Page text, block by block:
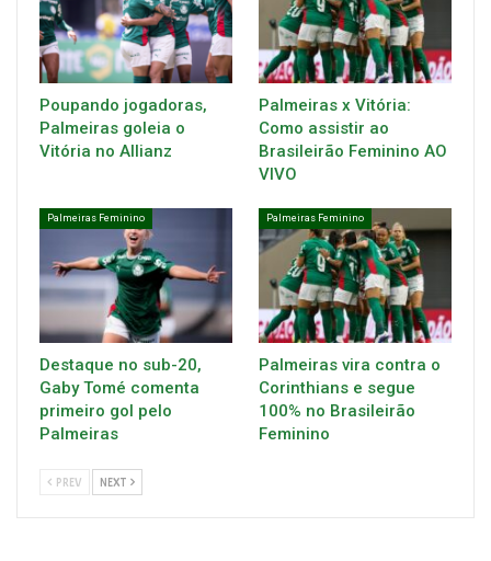
Poupando jogadoras,
Palmeiras goleia o
Vitória no Allianz
Palmeiras x Vitória:
Como assistir ao
Brasileirão Feminino AO
VIVO
Palmeiras Feminino
Destaque no sub-20,
Gaby Tomé comenta
primeiro gol pelo
Palmeiras
Palmeiras Feminino
Palmeiras vira contra o
Corinthians e segue
100% no Brasileirão
Feminino
PREV NEXT